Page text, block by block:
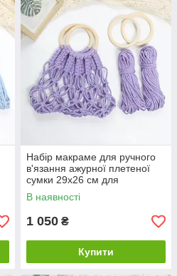
Набір макраме для ручного
в'язання ажурної плетеної
сумки 29х26 см для
рукоділля та творчості колір
фіолетовий
В наявності
1 050 ₴
Купити